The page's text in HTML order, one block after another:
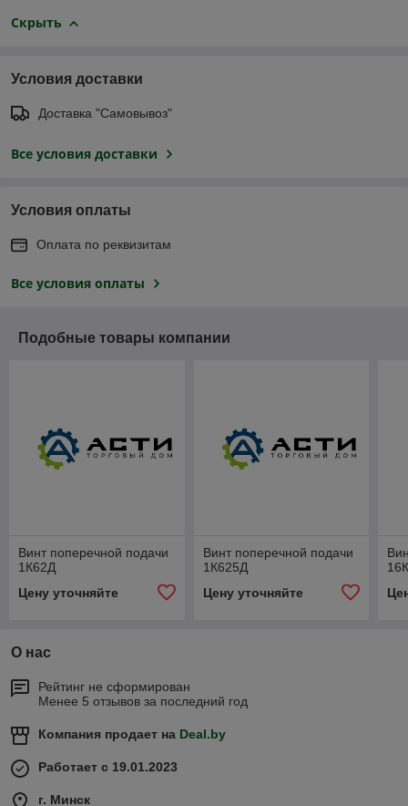
Скрыть
Условия доставки
Доставка "Самовывоз"
Все условия доставки
Условия оплаты
Оплата по реквизитам
Все условия оплаты
Подобные товары компании
Винт поперечной подачи
1К62Д
Цену уточняйте
Винт поперечной подачи
1К625Д
Цену уточняйте
О нас
Рейтинг не сформирован
Менее 5 отзывов за последний год
Компания продает на Deal.by
Работает с 19.01.2023
г. Минск